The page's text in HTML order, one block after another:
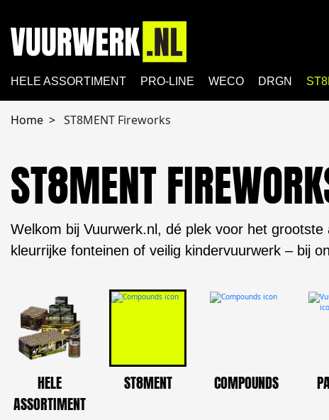
HELE ASSORTIMENT PRO-LINE WECO DRGN
Home ST8MENT Fireworks
ST8MENT
Welkom bij Vuurwerk.nl, dé plek voor het
kleurrijke fonteinen of veilig kindervuurwerk – bij
HELE
ASSORTIMENT
ST8MENT COMPOUNDS